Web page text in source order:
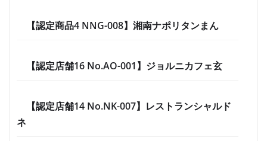
【認定商品4 NNG-008】湘南ナポリタンまん
【認定店舗16 No.AO-001】ジョルニカフェ玄
【認定店舗14 No.NK-007】レストランシャルド
ネ